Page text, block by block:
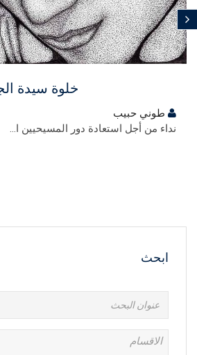
مجاني
خلوة سيدة
نداء من أجل استعادة دور المسيحيين ا...
ابحث
الاقسام